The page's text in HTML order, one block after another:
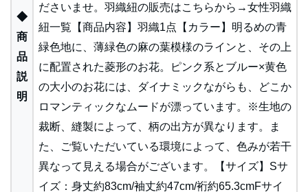
◆
商
品
説
明
ださいませ。羽織紐の販売はこちらから→女性羽織
紐一覧【商品内容】羽織1点【カラー】明るめの青
緑色地に、薄緑色の麻の葉模様のラインと、その上
に配置された菱形のお花。ピンク系とブルー×黄色
の大小のお花には、ダイナミックながらも、どこか
ロマンティックなムードが漂っています。※生地の
裁断、縫製によって、柄の出方が異なります。ま
た、ご覧いただいている環境によって、色みが若干
異なって見える場合がございます。【サイズ】Sサ
イズ：身丈約83cm/袖丈約47cm/裄約65.3cmFサイ